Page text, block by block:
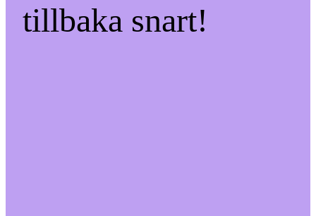
tillbaka snart!